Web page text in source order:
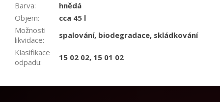
Barva:
hnědá
Objem:
cca 45 l
Možnosti
likvidace:
spalování, biodegradace, skládkování
Klasifikace
odpadu: 15 02 02, 15 01 02